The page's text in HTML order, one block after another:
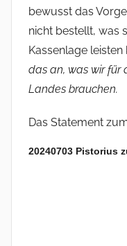
bewusst das
nicht bestellt, was
Kassenlage
das an, was wir für
Landes brauchen.
Das Statement
20240703 Pistorius